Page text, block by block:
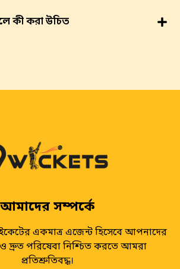
কী করা উচিত
আমাদের সম্পর্কে
একমাত্র এজেন্ট হিসেবে আপনাদের
দ্রুত পরিষেবা নিশ্চিত করতে আমরা
প্রতিশ্রুতিবদ্ধ।